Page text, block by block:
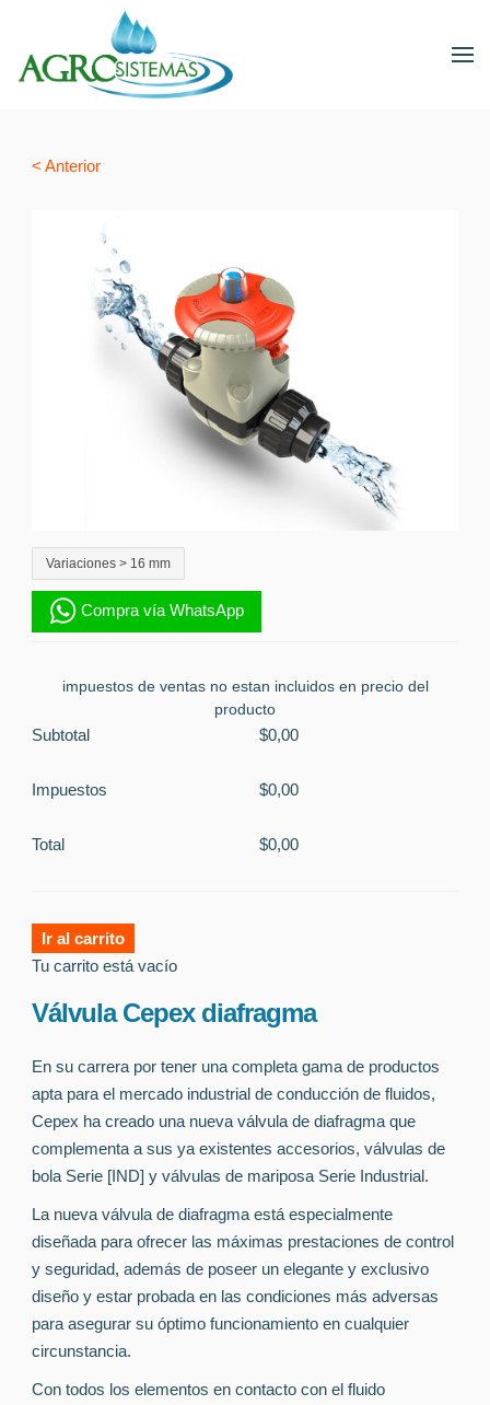
< Anterior
Variaciones > 16 mm
Compra vía WhatsApp
impuestos de ventas no estan incluidos en precio del
producto
Subtotal $0,00
Impuestos $0,00
Total $0,00
Ir al carrito
Tu carrito está vacío
Válvula Cepex diafragma
En su carrera por tener una completa gama de productos
apta para el mercado industrial de conducción de fluidos,
Cepex ha creado una nueva válvula de diafragma que
complementa a sus ya existentes accesorios, válvulas de
bola Serie [IND] y válvulas de mariposa Serie Industrial.
La nueva válvula de diafragma está especialmente
diseñada para ofrecer las máximas prestaciones de control
y seguridad, además de poseer un elegante y exclusivo
diseño y estar probada en las condiciones más adversas
para asegurar su óptimo funcionamiento en cualquier
circunstancia.
Con todos los elementos en contacto con el fluido